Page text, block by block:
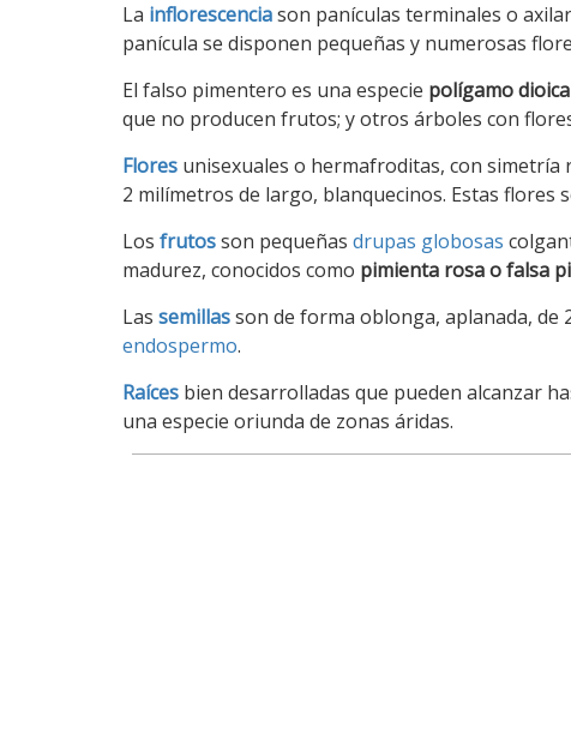
La inflorescenciason panículas terminales o
panícula se disponen pequeñas y numerosas
El falso pimentero es una especie polígamo dioica
que no producen frutos; y otros árboles con
Flores unisexuales o hermafroditas, con simetría
2 milímetros de largo, blanquecinos. Estas flores
Los frutosson pequeñas drupas globosas
madurez, conocidos como pimienta rosa o falsa
Las semillasson de forma oblonga, aplanada, de
endospermo.
Raíces bien desarrolladas que pueden alcanzar
una especie oriunda de zonas áridas.